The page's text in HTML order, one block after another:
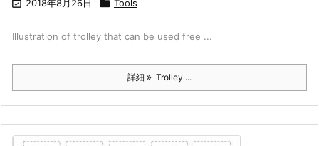
 2018年8月26日  Tools
Illustration of trolley that can be used free ...
詳細 Trolley ...